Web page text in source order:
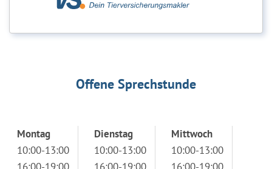
Offene Sprechstunde
Montag
10:00-13:00
Dienstag
10:00-13:00
Mittwoch
10:00-13:00